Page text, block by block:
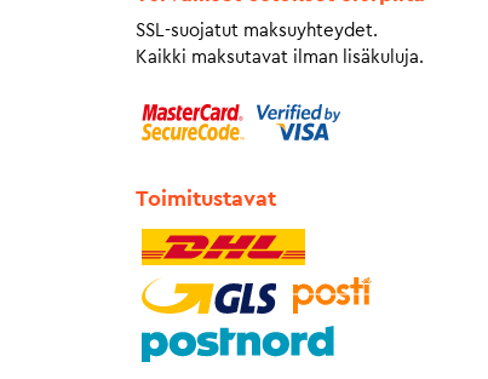
SSL-suojatut maksuyhteydet.
Kaikki maksutavat ilman lisäkuluja.
Toimitustavat